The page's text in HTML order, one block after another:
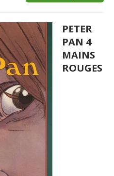
PETER
PAN 4
MAINS
ROUGES